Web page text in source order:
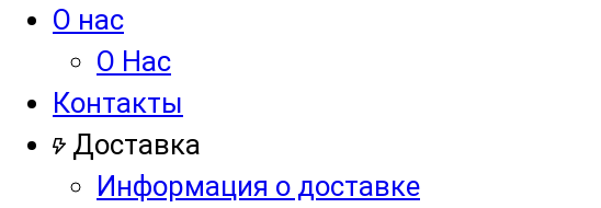
О нас
О Нас
Контакты
Доставка
Информация о доставке